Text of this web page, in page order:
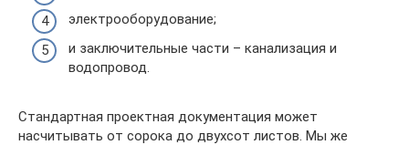
электрооборудование;
и заключительные части – канализация и
водопровод.
Стандартная проектная документация может
насчитывать от сорока до двухсот листов. Мы же